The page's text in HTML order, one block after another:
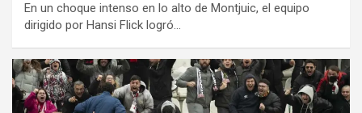
En un choque intenso en lo alto de Montjuic, el equipo
dirigido por Hansi Flick logró…